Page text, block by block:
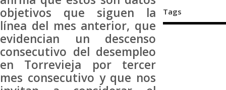
objetivos que siguen la
línea del mes anterior, que
evidencian un descenso
consecutivo del desempleo
en Torrevieja por tercer
mes consecutivo y que nos
Tags